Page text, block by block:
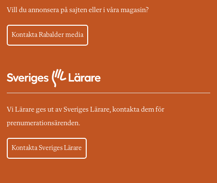
Vill du annonsera på sajten eller i våra magasin?
Kontakta Rabalder media
Vi Lärare ges ut av Sveriges Lärare, kontakta dem för
prenumerationsärenden.
Kontakta Sveriges Lärare